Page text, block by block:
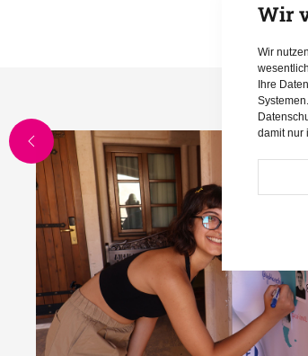
Wir
Wir
Ihre
damit nur